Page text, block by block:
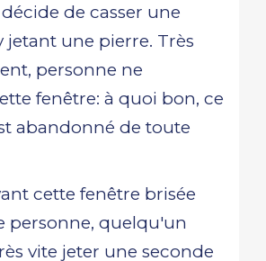
de casser une
jetant une pierre. Très
personne ne
fenêtre: à quoi bon, ce
abandonné de toute
cette fenêtre brisée
personne, quelqu'un
vite jeter une seconde